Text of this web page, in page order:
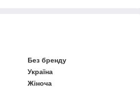
Без бренду
Україна
Жіноча